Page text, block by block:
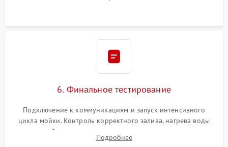
6. Финальное тестирование
Подключение к коммуникациям и запуск интенсивного
цикла мойки. Контроль корректного залива, нагрева воды
до нужной температуры, отсутствия посторонних шумов,
штатного слива и абсолютной сухости в поддоне.
Подробнее